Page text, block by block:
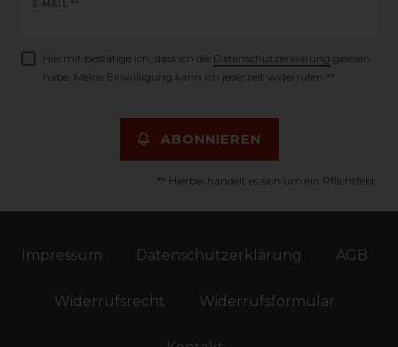
E-MAIL **
Newsletter
Hiermit bestätige ich, dass ich die Daten­schutz­erklärung gelesen
habe. Meine Einwilligung kann ich jederzeit widerrufen.**
ABONNIEREN
** Hierbei handelt es sich um ein Pflichtfeld.
Impressum Daten­schutz­erklärung AGB
Widerrufs­recht Widerrufs­formular